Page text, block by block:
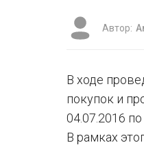
Автор:
В ходе
покупок и
04.07.2016
В рамках